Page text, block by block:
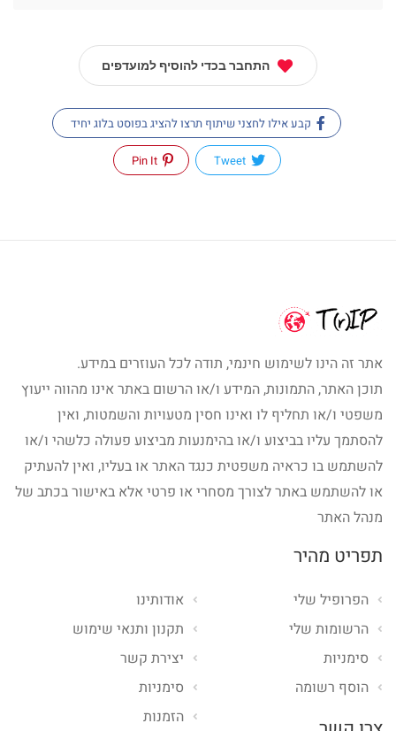
התחבר בכדי להוסיף למועדפים
קבע אילו לחצני שיתוף תרצו להציג בפוסט בלוג יחיד
Tweet
Pin It
אתר זה הינו לשימוש חינמי, תודה לכל העוזרים במידע.
תוכן האתר, התמונות, המידע ו/או הרשום באתר אינו מהווה ייעוץ
משפטי ו/או תחליף לו ואינו חסין מטעויות והשמטות, ואין
להסתמך עליו בביצוע ו/או בהימנעות מביצוע פעולה כלשהי ו/או
להשתמש בו כראיה משפטית כנגד האתר או בעליו, ואין להעתיק
או להשתמש באתר לצורך מסחרי או פרטי אלא באישור בכתב של
מנהל האתר
תפריט מהיר
אודותינו
תקנון ותנאי שימוש
יצירת קשר
סימניות
הזמנות
הפרופיל שלי
הרשומות שלי
סימניות
הוסף רשומה